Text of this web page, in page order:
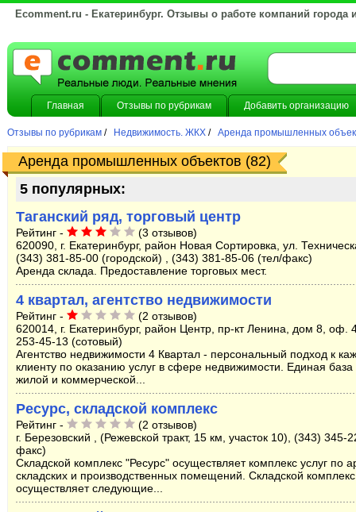
Ecomment.ru - Екатеринбург. Отзывы о работе компаний города
Главная Отзывы по рубрикам Добавить организацию
Отзывы по рубрикам / Недвижимость. ЖКХ / Аренда промышленных
Аренда промышленных объектов (82)
5 популярных:
Таганский ряд, торговый центр
Рейтинг -
(3 отзывов)
620090, г. Екатеринбург, район Новая Сортировка, ул.
(343) 381-85-00 (городской) , (343) 381-85-06 (тел/факс)
Аренда склада. Предоставление торговых мест.
4 квартал, агентство недвижимости
Рейтинг -
(2 отзывов)
620014, г. Екатеринбург, район Центр, пр-кт Ленина, дом 8, оф.
253-45-13 (сотовый)
Агентство недвижимости 4 Квартал - персональный подход к
клиенту по оказанию услуг в сфере недвижимости. Единая
жилой и коммерческой...
Ресурс, складской комплекс
Рейтинг -
(2 отзывов)
г. Березовский , (Режевской тракт, 15 км, участок 10), (343) 345-
факс)
Складской комплекс "Ресурс" осуществляет комплекс услуг по
складских и производственных помещений. Складской
осуществляет следующие...